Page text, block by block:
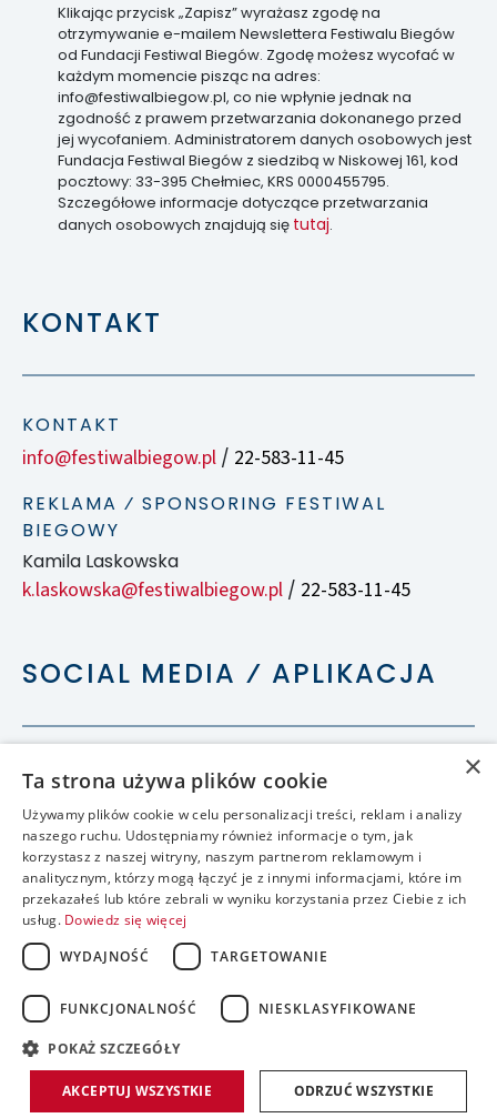
Klikając przycisk „Zapisz” wyrażasz zgodę na
otrzymywanie e-mailem Newslettera Festiwalu Biegów
od Fundacji Festiwal Biegów. Zgodę możesz wycofać w
każdym momencie pisząc na adres:
info@festiwalbiegow.pl, co nie wpłynie jednak na
zgodność z prawem przetwarzania dokonanego przed
jej wycofaniem. Administratorem danych osobowych jest
Fundacja Festiwal Biegów z siedzibą w Niskowej 161, kod
pocztowy: 33-395 Chełmiec, KRS 0000455795.
Szczegółowe informacje dotyczące przetwarzania
danych osobowych znajdują się tutaj.
KONTAKT
KONTAKT
info@festiwalbiegow.pl / 22-583-11-45
REKLAMA ⁄ SPONSORING FESTIWAL
BIEGOWY
Kamila Laskowska
k.laskowska@festiwalbiegow.pl / 22-583-11-45
SOCIAL MEDIA ⁄ APLIKACJA
realizacja:
×
Ta strona używa plików cookie
Używamy plików cookie w celu personalizacji treści, reklam i analizy
naszego ruchu. Udostępniamy również informacje o tym, jak
korzystasz z naszej witryny, naszym partnerom reklamowym i
analitycznym, którzy mogą łączyć je z innymi informacjami, które im
przekazałeś lub które zebrali w wyniku korzystania przez Ciebie z ich
usług. Dowiedz się więcej
WYDAJNOŚĆ
TARGETOWANIE
FUNKCJONALNOŚĆ NIESKLASYFIKOWANE
POKAŻ SZCZEGÓŁY
AKCEPTUJ WSZYSTKIE ODRZUĆ WSZYSTKIE
accessible